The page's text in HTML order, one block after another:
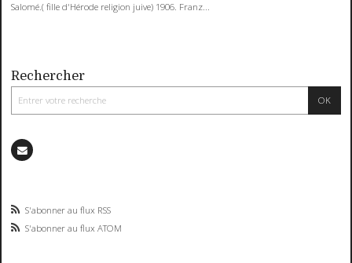
Salomé.( fille d'Hérode religion juive) 1906. Franz...
Rechercher
S'abonner au flux RSS
S'abonner au flux ATOM